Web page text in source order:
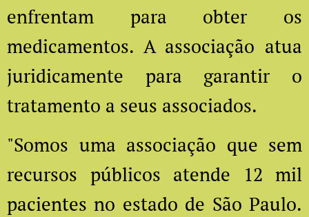
enfrentam para obter os
medicamentos. A associação atua
juridicamente para garantir o
tratamento a seus associados.
"Somos uma associação que sem
recursos públicos atende 12 mil
pacientes no estado de São Paulo.